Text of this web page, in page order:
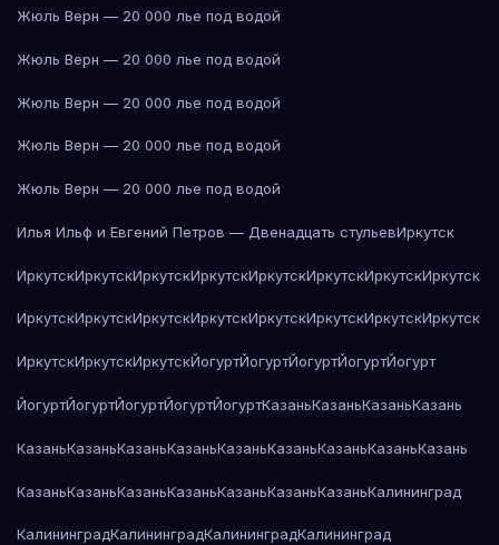
Жюль Верн — 20 000 лье под водой
Жюль Верн — 20 000 лье под водой
Жюль Верн — 20 000 лье под водой
Жюль Верн — 20 000 лье под водой
Жюль Верн — 20 000 лье под водой
Илья Ильф и Евгений Петров — Двенадцать стульевИркутск
ИркутскИркутскИркутскИркутскИркутскИркутскИркутскИркутск
ИркутскИркутскИркутскИркутскИркутскИркутскИркутскИркутск
ИркутскИркутскИркутскЙогуртЙогуртЙогуртЙогуртЙогурт
ЙогуртЙогуртЙогуртЙогуртЙогуртКазаньКазаньКазаньКазань
КазаньКазаньКазаньКазаньКазаньКазаньКазаньКазаньКазань
КазаньКазаньКазаньКазаньКазаньКазаньКазаньКалининград
КалининградКалининградКалининградКалининград